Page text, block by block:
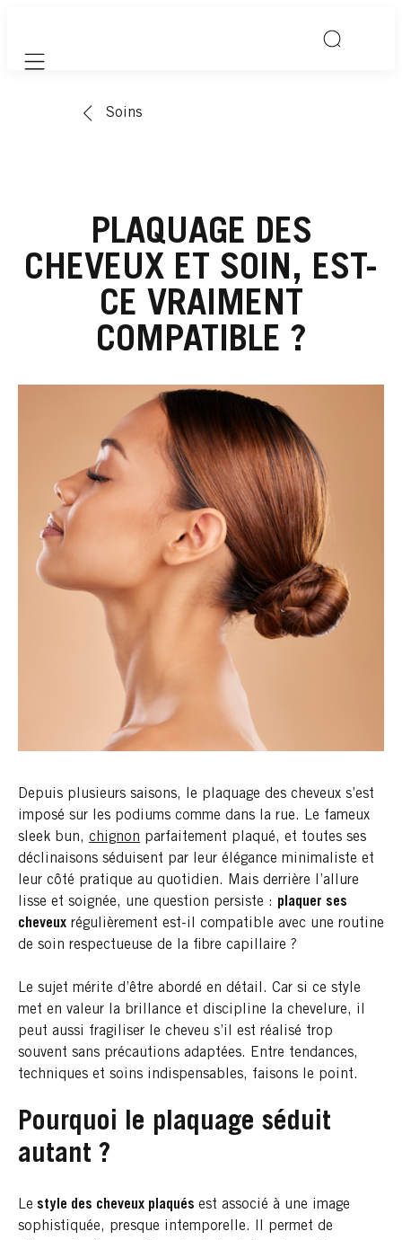
Mobile navigation
Soins
PLAQUAGE DES
CHEVEUX ET SOIN, EST-
CE VRAIMENT
COMPATIBLE ?
Depuis plusieurs saisons, le plaquage des cheveux s’est
imposé sur les podiums comme dans la rue. Le fameux
sleek bun, chignon parfaitement plaqué, et toutes ses
déclinaisons séduisent par leur élégance minimaliste et
leur côté pratique au quotidien. Mais derrière l’allure
lisse et soignée, une question persiste : plaquer ses
cheveux régulièrement est-il compatible avec une routine
de soin respectueuse de la fibre capillaire ?
Le sujet mérite d’être abordé en détail. Car si ce style
met en valeur la brillance et discipline la chevelure, il
peut aussi fragiliser le cheveu s’il est réalisé trop
souvent sans précautions adaptées. Entre tendances,
techniques et soins indispensables, faisons le point.
Pourquoi le plaquage séduit
autant ?
Le style des cheveux plaqués est associé à une image
sophistiquée, presque intemporelle. Il permet de